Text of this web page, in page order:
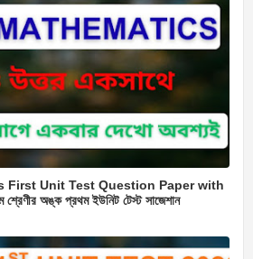
First Unit Test Question Paper with
অঙ্ক প্রথম ইউনিট টেস্ট সাজেশান